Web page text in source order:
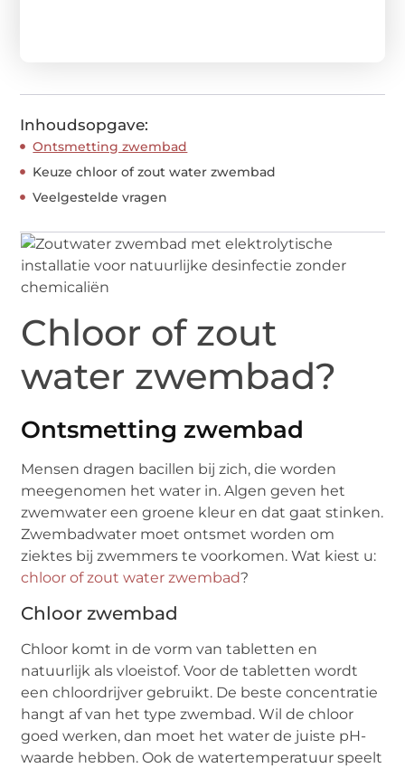
Inhoudsopgave:
Ontsmetting zwembad
Keuze chloor of zout water zwembad
Veelgestelde vragen
Chloor of zout
water zwembad?
Ontsmetting zwembad
Mensen dragen bacillen bij zich, die worden
meegenomen het water in. Algen geven het
zwemwater een groene kleur en dat gaat stinken.
Zwembadwater moet ontsmet worden om
ziektes bij zwemmers te voorkomen. Wat kiest u:
chloor of zout water zwembad?
Chloor zwembad
Chloor komt in de vorm van tabletten en
natuurlijk als vloeistof. Voor de tabletten wordt
een chloordrijver gebruikt. De beste concentratie
hangt af van het type zwembad. Wil de chloor
goed werken, dan moet het water de juiste pH-
waarde hebben. Ook de watertemperatuur speelt